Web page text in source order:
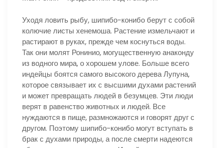
Уходя ловить рыбу, шипибо-конибо берут с собой
колючие листы хенемоша. Растение измельчают и
растирают в руках, прежде чем коснуться воды.
Так они молят Ронинио, могущественную анаконду
из водного мира, о хорошем улове. Больше всего
индейцы боятся самого высокого дерева Лупуна,
которое связывает их с высшими духами растений
и может превращать людей в безумцев. Эти люди
верят в равенство животных и людей. Все
нуждаются в пище, размножаются и говорят друг с
другом. Поэтому шипибо-конибо могут вступать в
брак с духами природы, а после смерти надеются